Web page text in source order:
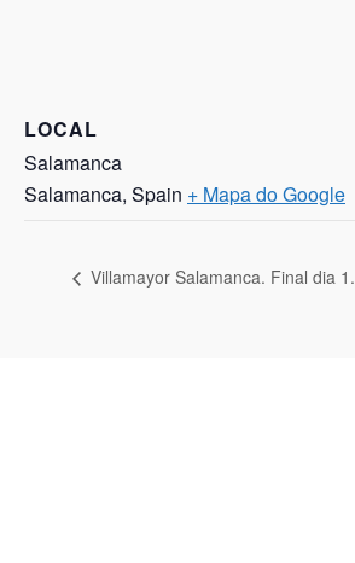
LOCAL
Salamanca
Salamanca, Spain + Mapa do Google
Villamayor Salamanca. Final dia 1.